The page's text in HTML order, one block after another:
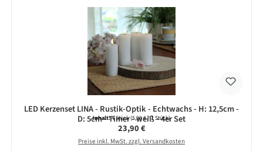
LED Kerzenset LINA - Rustik-Optik - Echtwachs - H: 12,5cm -
D: 5cm - Timer - weiß - 4er Set
Inhalt:4 Stück(5,98 € / 1 Stück)
Regulärer Preis:
23,90 €
Preise inkl. MwSt. zzgl. Versandkosten